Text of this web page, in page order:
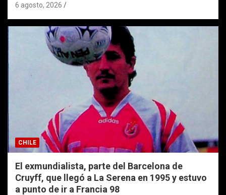
6 agosto, 2026
CHILE
El exmundialista, parte del Barcelona de
Cruyff, que llegó a La Serena en 1995 y estuvo
a punto de ir a Francia 98